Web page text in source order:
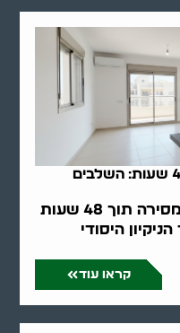
הכינו דירה מוכנה למסירה ב-48 שעות: השלבים
מדריך מקיף להכנת דירה למסירה תוך 48 שעות
היסודי
קראו עוד